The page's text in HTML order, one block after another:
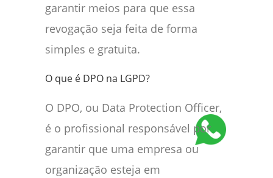
garantir meios para que essa
revogação seja feita de forma
simples e gratuita.
O que é DPO na LGPD?
O DPO, ou Data Protection Officer,
é o profissional responsável por
garantir que uma empresa ou
organização esteja em